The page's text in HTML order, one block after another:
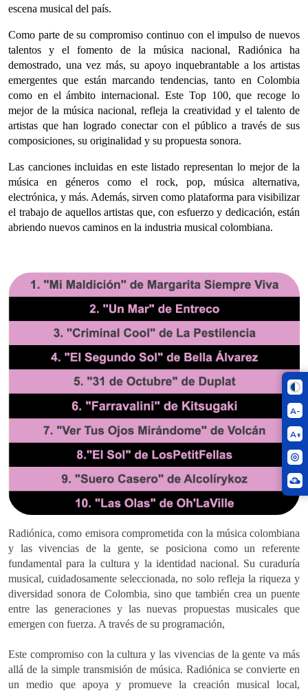
A-
A+
escena musical del país.
Como parte de su compromiso continuo con el impulso de nuevos
talentos y el fomento de la música nacional, Radiónica ha
demostrado, una vez más, su apoyo inquebrantable a los artistas
emergentes que están marcando tendencias, tanto en Colombia
como en el ámbito internacional. Este Top 100, que recoge lo
mejor de la música nacional, refleja la creatividad y el talento de
artistas que han logrado conectar con el público a través de sus
composiciones, su originalidad y su propuesta sonora.
Las canciones incluidas en este listado representan lo mejor de la
música en géneros como el rock, pop, música alternativa,
electrónica, y más. Además, sirven como plataforma para visibilizar
el trabajo de aquellos artistas que, con esfuerzo y dedicación, están
abriendo nuevos caminos en la industria musical colombiana.
Radiónica, como emisora comprometida con la música colombiana
y las vivencias de la gente, se posiciona como un referente
fundamental para la cultura y la identidad nacional. Su curaduría
musical, cuidadosamente seleccionada, no solo refleja la riqueza y
diversidad sonora de Colombia, sino que también crea un puente
entre las generaciones y las nuevas propuestas musicales que
emergen con fuerza. A través de su programación,
Este compromiso con la cultura y las vivencias de la gente va más
allá de la simple transmisión de música. Radiónica se convierte en
un medio que apoya y promueve la creación musical local,